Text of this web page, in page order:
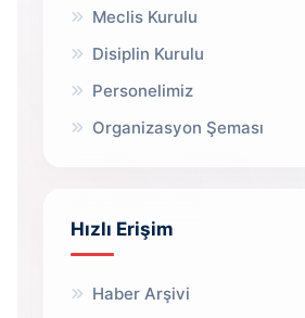
Meclis Kurulu
Disiplin Kurulu
Personelimiz
Organizasyon Şeması
Hızlı Erişim
Haber Arşivi